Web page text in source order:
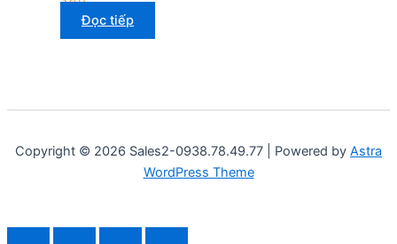
Đọc tiếp
Copyright © 2026 Sales2-0938.78.49.77 | Powered by Astra
WordPress Theme